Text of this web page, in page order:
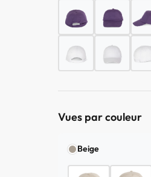
Vues par couleur
Beige